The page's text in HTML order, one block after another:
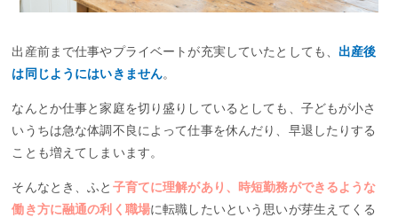
出産前まで仕事やプライベートが充実していたとしても、 出産後
は同じようにはいきません。
なんとか仕事と家庭を切り盛りしているとしても、子どもが小さ
いうちは急な体調不良によって仕事を休んだり、早退したりする
ことも増えてしまいます。
そんなとき、ふと 子育てに理解があり、時短勤務ができるような
働き方に融通の利く職場に転職したいという思いが芽生えてくる